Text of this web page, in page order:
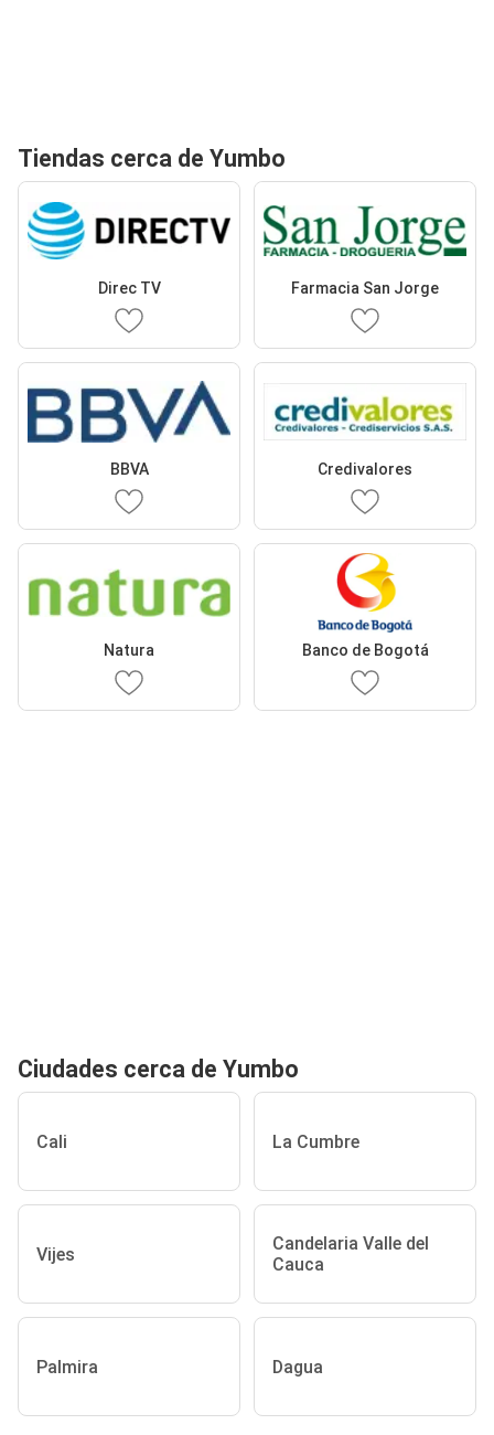
Tiendas cerca de Yumbo
Direc TV Farmacia San Jorge
BBVA Credivalores
Natura Banco de Bogotá
Ciudades cerca de Yumbo
Cali La Cumbre
Vijes
Candelaria Valle del
Cauca
Palmira Dagua